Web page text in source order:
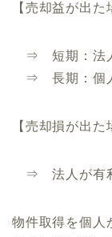
【売却益が出た
⇒ 短期：法
⇒ 長期：個
【売却損が出た
⇒ 法人が有利
物件取得を個人